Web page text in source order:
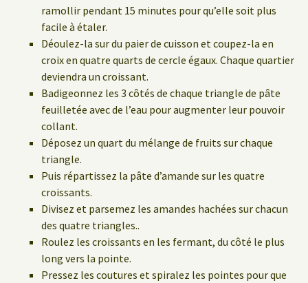
ramollir pendant 15 minutes pour qu’elle soit plus
facile à étaler.
Déoulez-la sur du paier de cuisson et coupez-la en
croix en quatre quarts de cercle égaux. Chaque quartier
deviendra un croissant.
Badigeonnez les 3 côtés de chaque triangle de pâte
feuilletée avec de l’eau pour augmenter leur pouvoir
collant.
Déposez un quart du mélange de fruits sur chaque
triangle.
Puis répartissez la pâte d’amande sur les quatre
croissants.
Divisez et parsemez les amandes hachées sur chacun
des quatre triangles..
Roulez les croissants en les fermant, du côté le plus
long vers la pointe.
Pressez les coutures et spiralez les pointes pour que